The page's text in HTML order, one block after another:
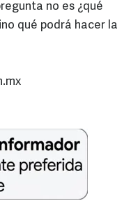
no es ¿qué
qué podrá hacer la